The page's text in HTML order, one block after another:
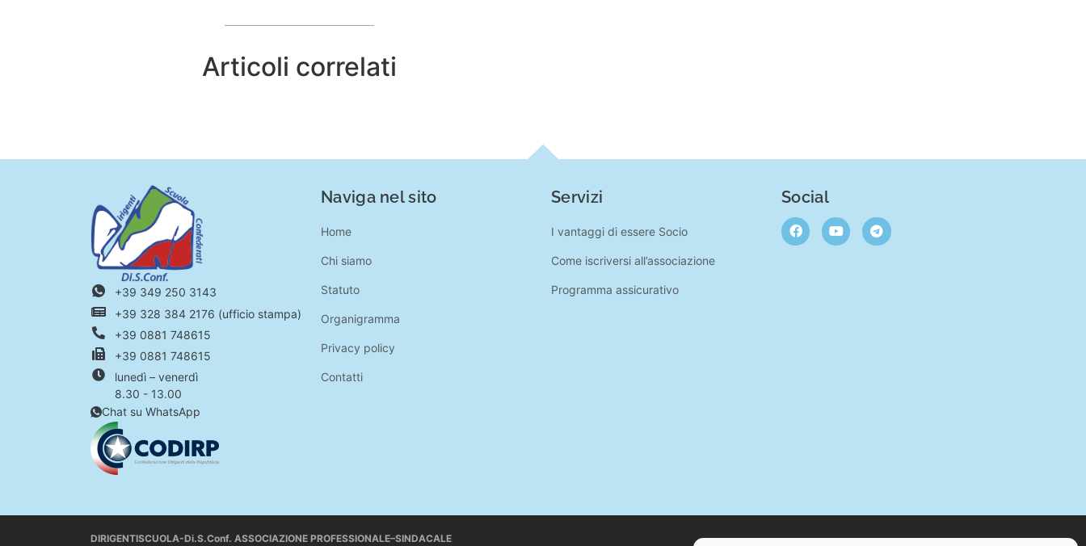
Articoli correlati
+39 349 250 3143
+39 328 384 2176 (ufficio stampa)
+39 0881 748615
+39 0881 748615
lunedì – venerdì
8.30 - 13.00
Chat su WhatsApp
Naviga nel sito
Home
Chi siamo
Statuto
Organigramma
Privacy policy
Contatti
Servizi
I vantaggi di essere Socio
Come iscriversi all’associazione
Programma assicurativo
Social
DIRIGENTISCUOLA-Di.S.Conf. ASSOCIAZIONE PROFESSIONALE–SINDACALE